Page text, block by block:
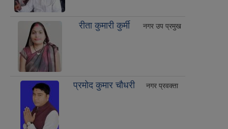
रीता कुमारी कुर्मी नगर उप प्रमुख
प्रमोद कुमार चौधरी नगर प्रवक्ता